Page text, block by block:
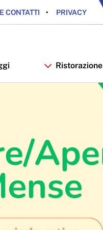
CONTATTI PRIVACY
Ristorazione